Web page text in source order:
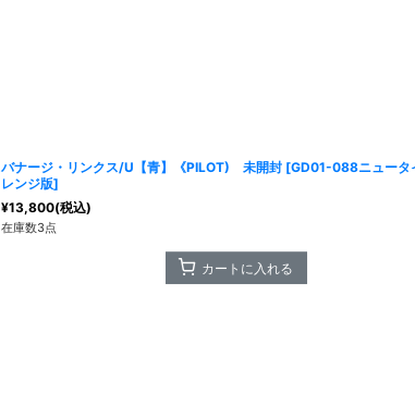
バナージ・リンクス/U【青】《PILOT) 未開封 [GD01-088ニュータ
レンジ版]
¥13,800(税込)
在庫数3点
カートに入れる